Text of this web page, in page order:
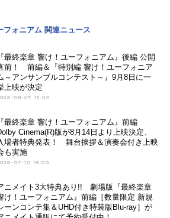
フォニアム 関連ニュース
『最終楽章 響け！ユーフォニアム』後編 公開
前！ 前編＆『特別編 響け！ユーフォニア
～アンサンブルコンテスト～』9月8日に一
上映が決定
08-07 15:00
『最終楽章 響け！ユーフォニアム』前編
Cinema(R)版が8月14日より上映決定、
場者特典発表！ 舞台挨拶＆演奏会付き上映
も実施
07-10 18:00
ニメイト3大特典あり!! 劇場版『最終楽章
け！ユーフォニアム』前編［数量限定 新規
ーンコンテ集＆UHD付き特装版Blu-ray］が